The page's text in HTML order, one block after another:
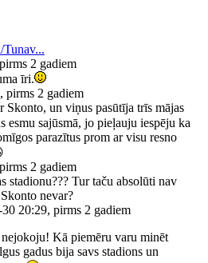
2 gadiem
īri.
pirms 2 gadiem
un viņus pasūtīja trīs mājas
esmu sajūsmā, jo pieļauju iespēju ka
parazītus prom ar visu resno
2 gadiem
stadionu??? Tur taču absolūti nav
nevar?
20:29, pirms 2 gadiem
Kā piemēru varu minēt
gadus bija savs stadions un